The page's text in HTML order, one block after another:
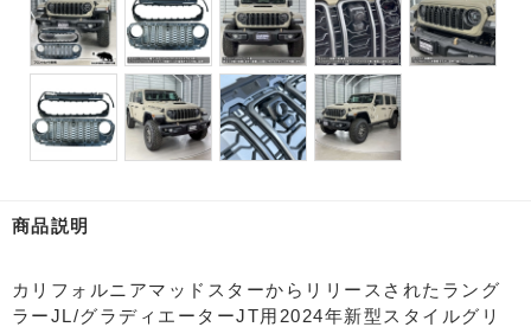
商品説明
カリフォルニアマッドスターからリリースされたラング
ラーJL/グラディエーターJT用2024年新型スタイルグリ